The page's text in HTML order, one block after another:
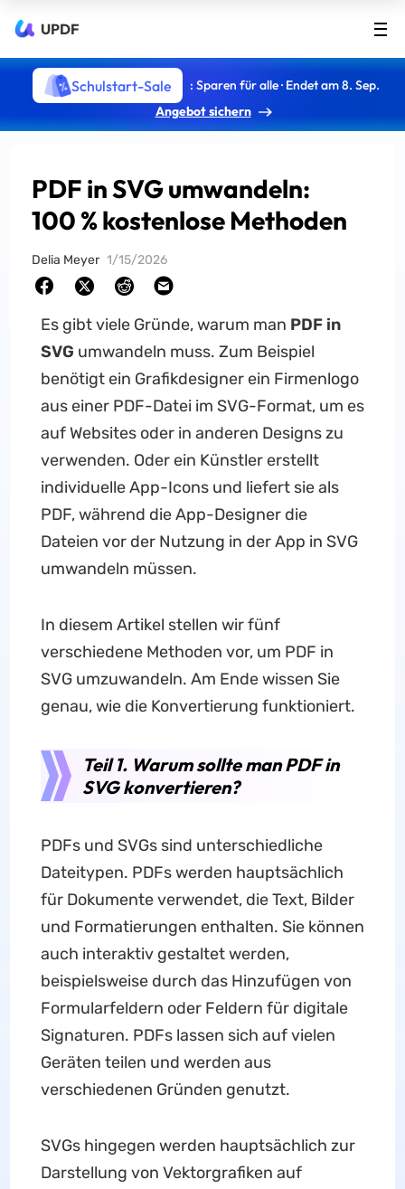
UPDF
Schulstart-Sale
: Sparen für alle · Endet am 8. Sep.
Angebot sichern
PDF in SVG umwandeln:
100 % kostenlose Methoden
Delia Meyer 1/15/2026
Es gibt viele Gründe, warum man PDF in
SVG umwandeln muss. Zum Beispiel
benötigt ein Grafikdesigner ein Firmenlogo
aus einer PDF-Datei im SVG-Format, um es
auf Websites oder in anderen Designs zu
verwenden. Oder ein Künstler erstellt
individuelle App-Icons und liefert sie als
PDF, während die App-Designer die
Dateien vor der Nutzung in der App in SVG
umwandeln müssen.
In diesem Artikel stellen wir fünf
verschiedene Methoden vor, um PDF in
SVG umzuwandeln. Am Ende wissen Sie
genau, wie die Konvertierung funktioniert.
Teil 1. Warum sollte man PDF in
SVG konvertieren?
PDFs und SVGs sind unterschiedliche
Dateitypen. PDFs werden hauptsächlich
für Dokumente verwendet, die Text, Bilder
und Formatierungen enthalten. Sie können
auch interaktiv gestaltet werden,
beispielsweise durch das Hinzufügen von
Formularfeldern oder Feldern für digitale
Signaturen. PDFs lassen sich auf vielen
Geräten teilen und werden aus
verschiedenen Gründen genutzt.
SVGs hingegen werden hauptsächlich zur
Darstellung von Vektorgrafiken auf